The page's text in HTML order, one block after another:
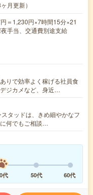
月更新）
＝1,230円×7時間15分×21
手当、交通費別途支給
りで効率よく稼げる社員食
ジカメなど、身近…
タッドは、きめ細やかなフ
何でもご相談…
代 50代 60代